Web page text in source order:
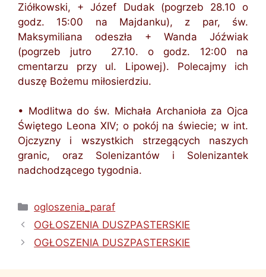
Ziółkowski, + Józef Dudak (pogrzeb 28.10 o
godz. 15:00 na Majdanku), z par, św.
Maksymiliana odeszła + Wanda Jóźwiak
(pogrzeb jutro 27.10. o godz. 12:00 na
cmentarzu przy ul. Lipowej). Polecajmy ich
duszę Bożemu miłosierdziu.
• Modlitwa do św. Michała Archanioła za Ojca
Świętego Leona XIV; o pokój na świecie; w int.
Ojczyzny i wszystkich strzegących naszych
granic, oraz Solenizantów i Solenizantek
nadchodzącego tygodnia.
Kategorie
ogloszenia_paraf
OGŁOSZENIA DUSZPASTERSKIE
OGŁOSZENIA DUSZPASTERSKIE